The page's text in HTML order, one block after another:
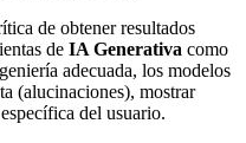
de obtener resultados
de IA Generativa como
adecuada, los modelos
(alucinaciones), mostrar
del usuario.